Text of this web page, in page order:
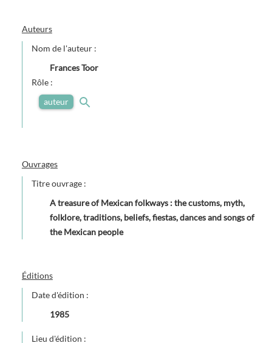
Auteurs
Nom de l'auteur :
Frances Toor
Rôle :
auteur
Ouvrages
Titre ouvrage :
A treasure of Mexican folkways : the customs, myth,
folklore, traditions, beliefs, fiestas, dances and songs of
the Mexican people
Éditions
Date d'édition :
1985
Lieu d'édition :